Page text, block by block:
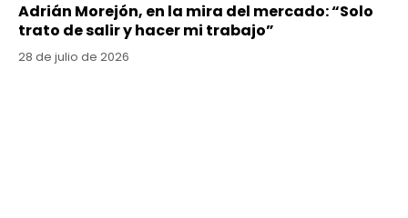
Adrián Morejón, en la mira del mercado: “Solo
trato de salir y hacer mi trabajo”
28 de julio de 2026